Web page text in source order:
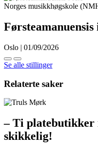
Norges musikkhøgskole
Førsteamanuensis
Oslo | 01/09/2026
Se alle stillinger
Relaterte saker
– Ti platebutikker
skikkelig!